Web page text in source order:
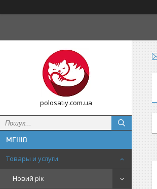
polosatiy.com.ua
Товары и услуги
Новий рік